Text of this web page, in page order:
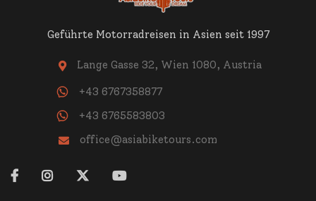
Geführte Motorradreisen in Asien seit 1997
 Lange Gasse 32, Wien 1080, Austria
+43 6767358877
+43 6765583803
 office@asiabiketours.com
   